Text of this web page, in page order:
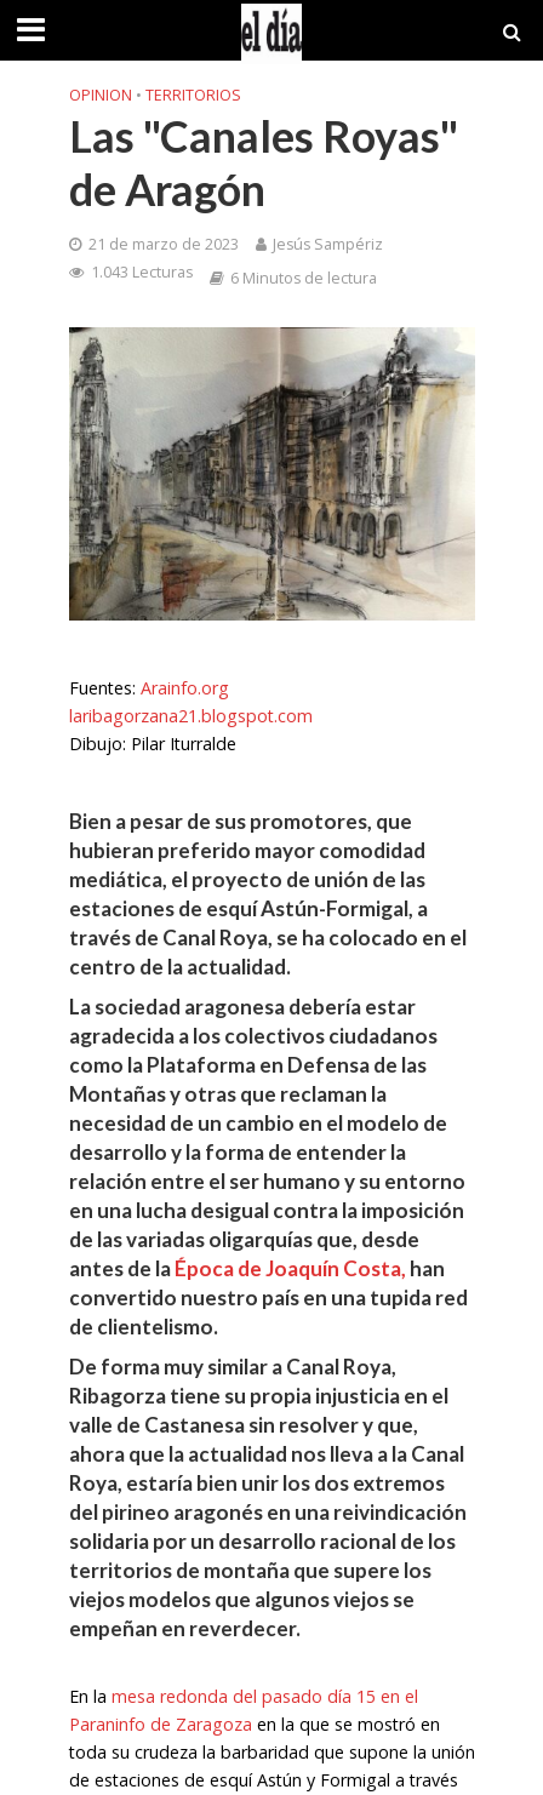
OPINION • TERRITORIOS
Las "Canales Royas"
de Aragón
21 de marzo de 2023
Jesús Sampériz
1.043 Lecturas
6 Minutos de lectura
Fuentes: Arainfo.org
laribagorzana21.blogspot.com
Dibujo: Pilar Iturralde
Bien a pesar de sus promotores, que
hubieran preferido mayor comodidad
mediática, el proyecto de unión de las
estaciones de esquí Astún-Formigal, a
través de Canal Roya, se ha colocado en el
centro de la actualidad.
La sociedad aragonesa debería estar
agradecida a los colectivos ciudadanos
como la Plataforma en Defensa de las
Montañas y otras que reclaman la
necesidad de un cambio en el modelo de
desarrollo y la forma de entender la
relación entre el ser humano y su entorno
en una lucha desigual contra la imposición
de las variadas oligarquías que, desde
antes de laÉpoca de Joaquín Costa, han
convertido nuestro país en una tupida red
de clientelismo.
De forma muy similar a Canal Roya,
Ribagorza tiene su propia injusticia en el
valle de Castanesa sin resolver y que,
ahora que la actualidad nos lleva a la Canal
Roya, estaría bien unir los dos extremos
del pirineo aragonés en una reivindicación
solidaria por un desarrollo racional de los
territorios de montaña que supere los
viejos modelos que algunos viejos se
empeñan en reverdecer.
En la mesa redonda del pasado día 15 en el
Paraninfo de Zaragoza en la que se mostró en
toda su crudeza la barbaridad que supone la unión
de estaciones de esquí Astún y Formigal a través